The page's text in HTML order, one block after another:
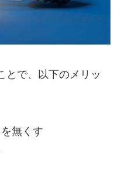
とで、以下のメリッ
無くす